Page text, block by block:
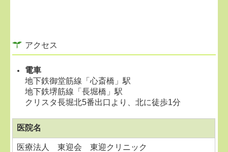
アクセス
電車
地下鉄御堂筋線「心斎橋」駅
地下鉄堺筋線「長堀橋」駅
クリスタ長堀北5番出口より、北に徒歩1分
医院名
医療法人 東迎会 東迎クリニック